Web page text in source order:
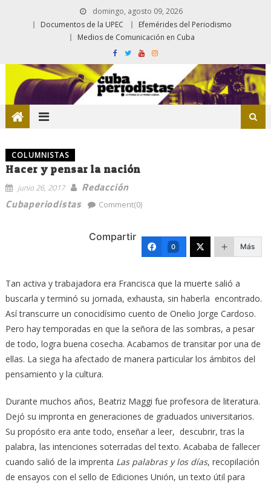
domingo, agosto 09, 2026
Documentos de la UPEC
Efemérides del Periodismo
Medios de Comunicación en Cuba
COLUMNISTAS
Hacer y pensar la nación
junio 26, 2017
Redacción
Cubaperiodistas
Comment(0)
Compartir
0 Más
Tan activa y trabajadora era Francisca que la muerte salió a
buscarla y terminó su jornada, exhausta, sin haberla encontrado.
Así transcurre un conocidísimo cuento de Onelio Jorge Cardoso.
Pero hay temporadas en que la señora de las sombras, a pesar
de todo, logra buena cosecha. Acabamos de transitar por una de
ellas. La siega ha afectado de manera particular los ámbitos del
pensamiento y la cultura.
Durante muchos años, Beatriz Maggi fue profesora de literatura.
Dejó su impronta en generaciones de graduados universitarios.
Su propósito era ante todo, enseñar a leer, descubrir, tras la
palabra, las intenciones soterradas del texto. Acababa de fallecer
cuando salió de la imprenta Las palabras y los días, recopilación
de ensayos con el sello de Ediciones Unión, un texto útil para